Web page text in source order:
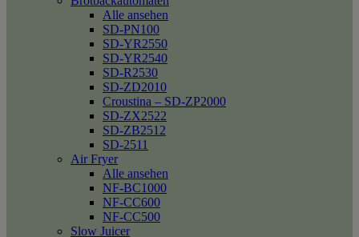
Alle ansehen
SD-PN100
SD-YR2550
SD-YR2540
SD-R2530
SD-ZD2010
Croustina – SD-ZP2000
SD-ZX2522
SD-ZB2512
SD-2511
Air Fryer
Alle ansehen
NF-BC1000
NF-CC600
NF-CC500
Slow Juicer